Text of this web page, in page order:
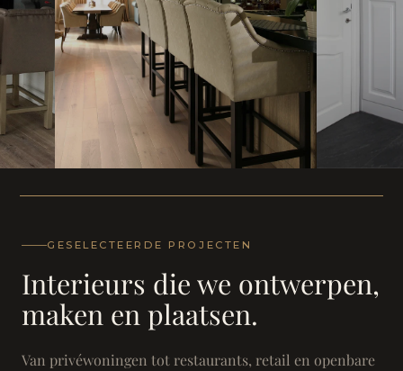
Landhuis - Grimbergen
GESELECTEERDE PROJECTEN
Interieurs die we ontwerpen,
maken en plaatsen.
Van privéwoningen tot restaurants, retail en openbare